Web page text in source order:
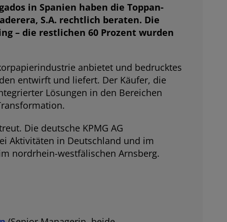
in Spanien haben die Toppan-
S.A. rechtlich beraten. Die
– die restlichen 60 Prozent wurden
anbietet und bedrucktes
entwirft und liefert. Der Käufer, die
Lösungen in den Bereichen
Die deutsche KPMG AG
Aktivitäten in Deutschland und im
nordrhein-westfälischen Arnsberg.